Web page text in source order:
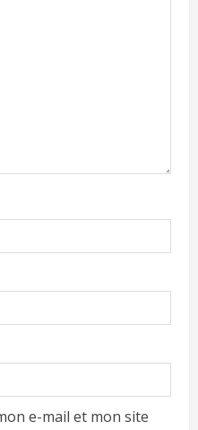
e-mail et mon site